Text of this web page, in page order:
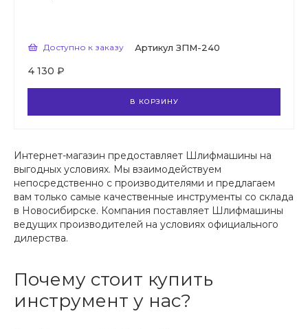
Доступно к заказу Артикул ЗПМ-240
4 130 ₽
В КОРЗИНУ
Интернет-магазин предоставляет Шлифмашины на
выгодных условиях. Мы взаимодействуем
непосредственно с производителями и предлагаем
вам только самые качественные инструменты со склада
в Новосибирске. Компания поставляет Шлифмашины
ведущих производителей на условиях официального
дилерства.
Почему стоит купить
инструмент у нас?